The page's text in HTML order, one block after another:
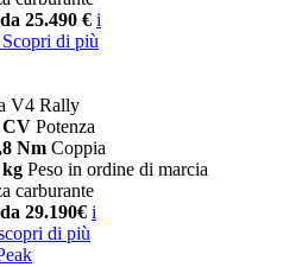
25.490 € i
Scopri di più
V4 Rally
CV Potenza
Nm Coppia
kg Peso in ordine di marcia
carburante
29.190€ i
di più